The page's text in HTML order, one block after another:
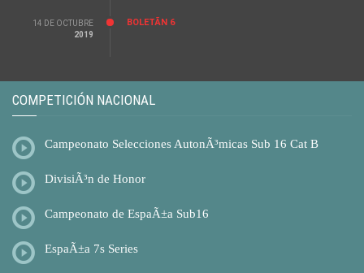
14 DE OCTUBRE
2019
BOLETÃ­N 6
COMPETICIÓN NACIONAL
Campeonato Selecciones AutonÃ³micas Sub 16 Cat B
DivisiÃ³n de Honor
Campeonato de EspaÃ±a Sub16
EspaÃ±a 7s Series